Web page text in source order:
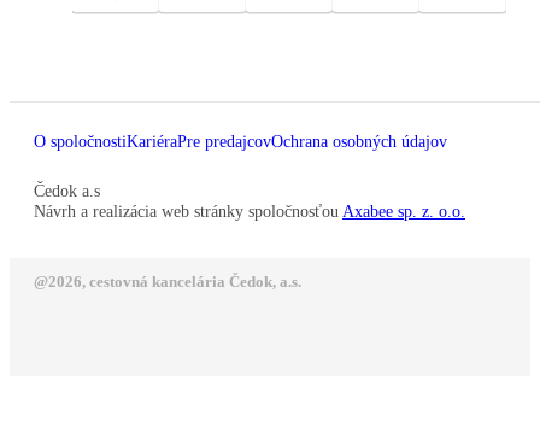
O spoločnostiKariéraPre predajcovOchrana osobných údajov
Čedok a.s
Návrh a realizácia web stránky spoločnosťou Axabee sp. z. o.o.
@2026, cestovná kancelária Čedok, a.s.